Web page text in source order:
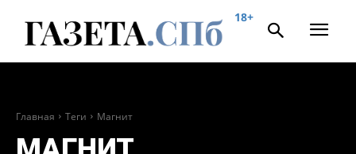
18+
Главная Теги Магнит